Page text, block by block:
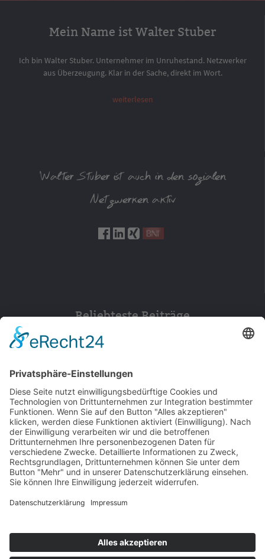
Mein Name ist Walter Stuber
Ich bin Walter Stuber. Unternehmer im Unruhestand. Netzwerker
aus Überzeugung. Klar in der Sache, direkt im Wort.
weiterlesen
Walter Stuber ist auch in den sozialen
Netzwerken aktiv
Beliebteste Beiträge
© 2026 Walter Stuber -Impressum Datenschutz
Gemeinhardt Service - Mutmacher.jetzt
Bewertungen auf ProvenExpert.com